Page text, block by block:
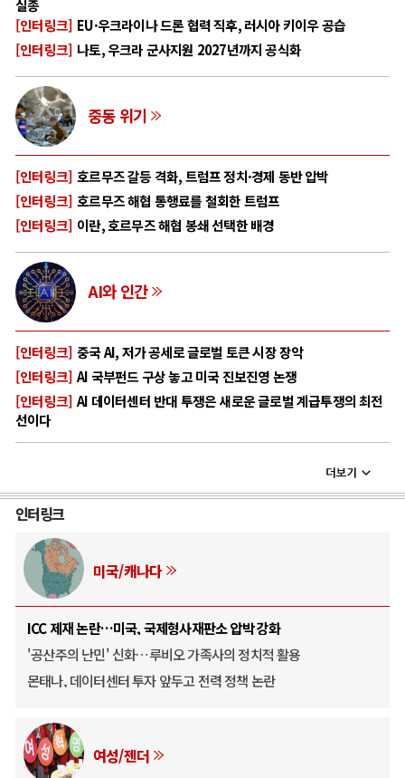
실종
[인터링크] EU·우크라이나 드론 협력 직후, 러시아 키이우 공습
[인터링크] 나토, 우크라 군사지원 2027년까지 공식화
중동 위기
[인터링크] 호르무즈 갈등 격화, 트럼프 정치·경제 동반 압박
[인터링크] 호르무즈 해협 통행료를 철회한 트럼프
[인터링크] 이란, 호르무즈 해협 봉쇄 선택한 배경
AI와 인간
[인터링크] 중국 AI, 저가 공세로 글로벌 토큰 시장 장악
[인터링크] AI 국부펀드 구상 놓고 미국 진보진영 논쟁
[인터링크] AI 데이터센터 반대 투쟁은 새로운 글로벌 계급투쟁의 최전
선이다
인터링크
미국/캐나다
ICC 제재 논란…미국, 국제형사재판소 압박 강화
'공산주의 난민' 신화…루비오 가족사의 정치적 활용
몬태나, 데이터센터 투자 앞두고 전력 정책 논란
여성/젠더